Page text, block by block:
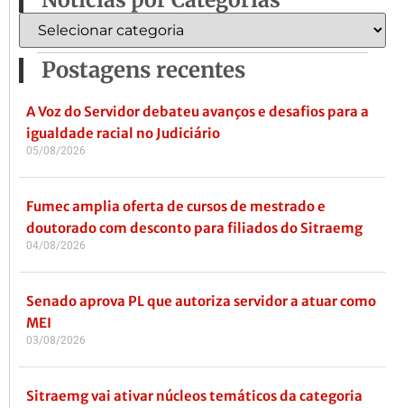
Postagens recentes
A Voz do Servidor debateu avanços e desafios para a
igualdade racial no Judiciário
05/08/2026
Fumec amplia oferta de cursos de mestrado e
doutorado com desconto para filiados do Sitraemg
04/08/2026
Senado aprova PL que autoriza servidor a atuar como
MEI
03/08/2026
Sitraemg vai ativar núcleos temáticos da categoria